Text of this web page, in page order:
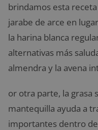
brindamos esta
jarabe de arce en
la harina blanca
alternativas más
almendra y la avena
or otra parte, la grasa
mantequilla ayuda a
importantes dentro